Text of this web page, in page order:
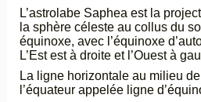
L’astrolabe Saphea est la
la sphère céleste au collus du
équinoxe, avec l’équinoxe
L’Est est à droite et l’Ouest à
La ligne horizontale au milieu
l’équateur appelée ligne